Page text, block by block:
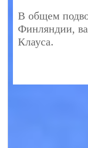
В общем
Финляндии,
Клауса.